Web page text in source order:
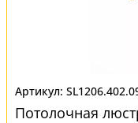
Потолочная